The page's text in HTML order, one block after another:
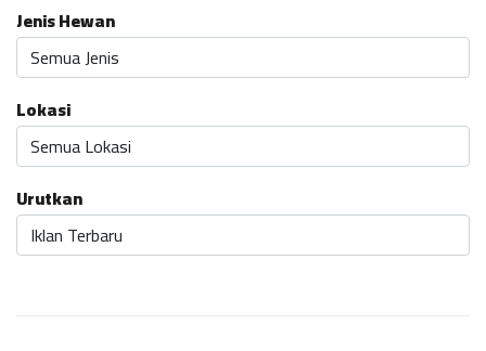
Jenis Hewan
Lokasi
Urutkan